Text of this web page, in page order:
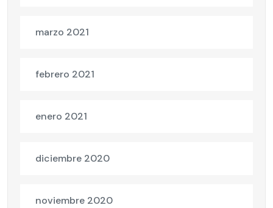
marzo 2021
febrero 2021
enero 2021
diciembre 2020
noviembre 2020